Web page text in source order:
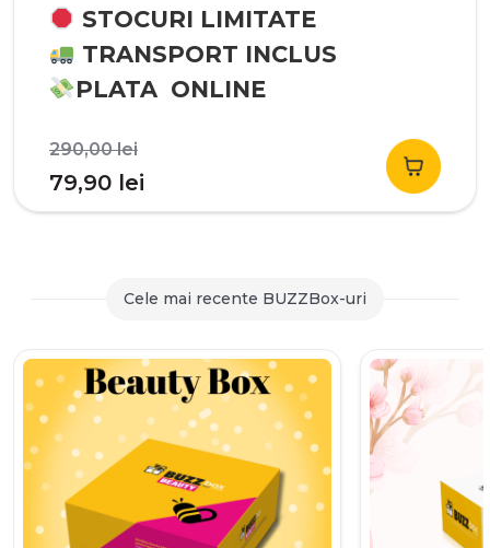
STOCURI LIMITATE
TRANSPORT INCLUS
PLATA ONLINE
290,00leiPrețul
inițial
a
290,00 lei.
79,90 lei
curent
79,90 lei.
Cele mai recente BUZZBox-uri